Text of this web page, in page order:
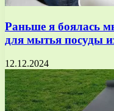
Раньше я боялась
для мытья посуды
12.12.2024